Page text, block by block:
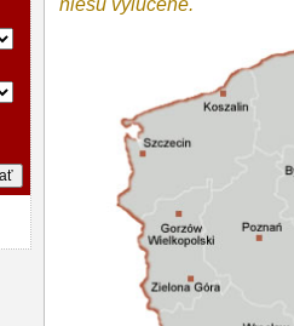
niesu vylúčené.